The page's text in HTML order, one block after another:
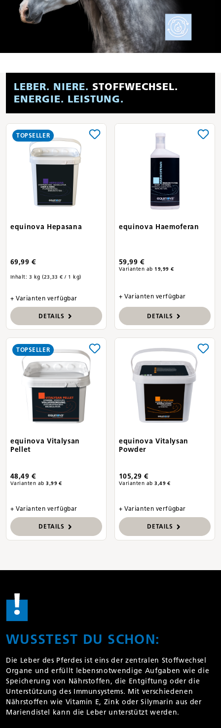
LEBER. NIERE. STOFFWECHSEL.
ENERGIE. LEISTUNG.
TOPSELLER
equinova Hepasana
69,99 €
Inhalt: 3 kg(23,33 € / 1 kg)
+ Varianten verfügbar
DETAILS
equinova Haemoferan
59,99 €
Varianten ab 19,99 €
+ Varianten verfügbar
DETAILS
TOPSELLER
equinova Vitalysan
Pellet
48,49 €
Varianten ab 3,99 €
+ Varianten verfügbar
DETAILS
equinova Vitalysan
Powder
105,29 €
Varianten ab 3,49 €
+ Varianten verfügbar
DETAILS
WUSSTEST DU SCHON:
Die Leber des Pferdes ist eins der zentralen Stoffwechsel
Organe und erfüllt lebensnotwendige Aufgaben wie die
Speicherung von Nährstoffen, die Entgiftung oder die
Unterstützung des Immunsystems. Mit verschiedenen
Nährstoffen wie Vitamin E, Zink oder Silymarin aus der
Mariendistel kann die Leber unterstützt werden.